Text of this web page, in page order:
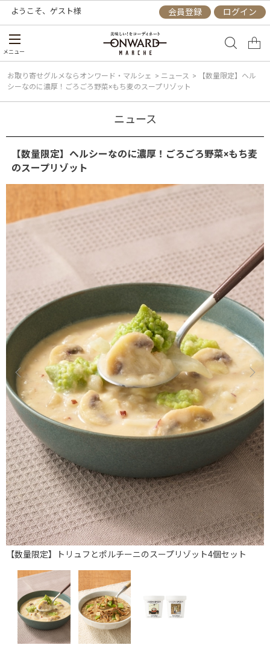
ようこそ、 ゲスト様 会員登録 ログイン
メニュー
お取り寄せグルメならオンワード・マルシェ > ニュース >
【数量限定】ヘル
シーなのに濃厚！ごろごろ野菜×もち麦のスープリゾット
ニュース
【数量限定】ヘルシーなのに濃厚！ごろごろ野菜×もち麦
のスープリゾット
【数量限定】トリュフとポルチーニのスープリゾット4個セット